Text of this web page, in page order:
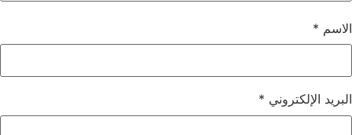
الاسم *
البريد الإلكتروني *